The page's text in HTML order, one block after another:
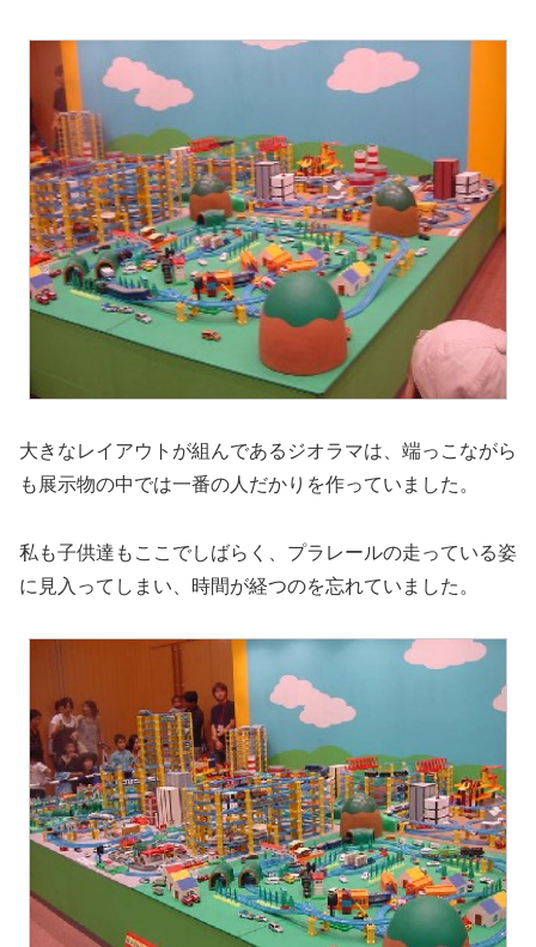
大きなレイアウトが組んであるジオラマは、端っこながら
も展示物の中では一番の人だかりを作っていました。
私も子供達もここでしばらく、プラレールの走っている姿
に見入ってしまい、時間が経つのを忘れていました。